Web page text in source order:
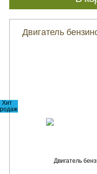
Двигатель
Хит